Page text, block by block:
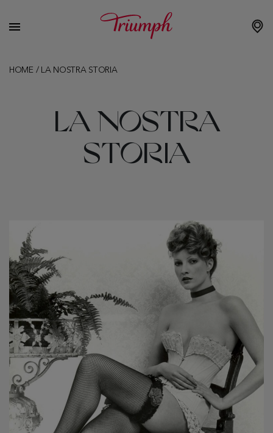
HOME/ LA NOSTRA STORIA
LA NOSTRA
STORIA